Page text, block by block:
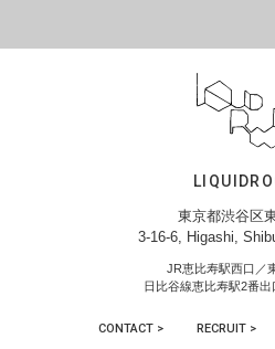
東京都渋谷区
3-16-6, Higashi,
JR恵比寿駅西口／
日比谷線恵比寿駅2番
CONTACT > RECRUIT >